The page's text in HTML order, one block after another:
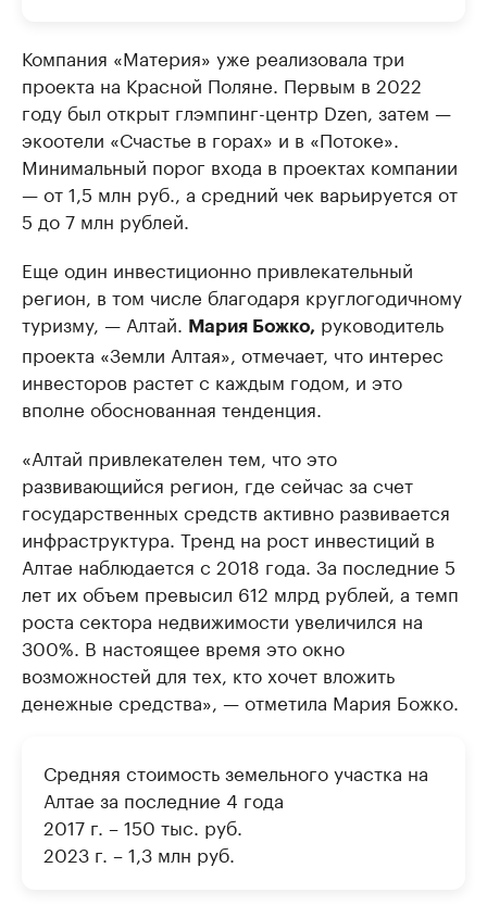
Компания «Материя» уже реализовала три
проекта на Красной Поляне. Первым в 2022
году был открыт глэмпинг-центр Dzen, затем —
экоотели «Счастье в горах» и в «Потоке».
Минимальный порог входа в проектах компании
— от 1,5 млн руб., а средний чек варьируется от
5 до 7 млн рублей.
Еще один инвестиционно привлекательный
регион, в том числе благодаря круглогодичному
туризму, — Алтай.
Мария Божко, руководитель
проекта «Земли Алтая», отмечает, что интерес
инвесторов растет с каждым годом, и это
вполне обоснованная тенденция.
«Алтай привлекателен тем, что это
развивающийся регион, где сейчас за счет
государственных средств активно развивается
инфраструктура. Тренд на рост инвестиций в
Алтае наблюдается с 2018 года. За последние 5
лет их объем превысил 612 млрд рублей, а темп
роста сектора недвижимости увеличился на
300%. В настоящее время это окно
возможностей для тех, кто хочет вложить
денежные средства», — отметила Мария Божко.
Средняя стоимость земельного участка на
Алтае за последние 4 года
2017 г. – 150 тыс. руб.
2023 г. – 1,3 млн руб.